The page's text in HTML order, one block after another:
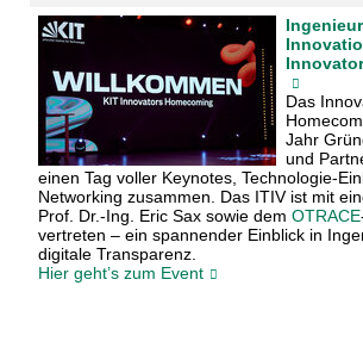
Das
Jahr
und
einen Tag voller Keynotes,
Networking zusammen. Das ITIV ist mit
Prof. Dr.-Ing. Eric Sax sowie dem OTRACE
vertreten – ein spannender Einblick in
digitale Transparenz.
Hier geht’s zum Event